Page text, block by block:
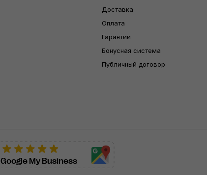
Доставка
Оплата
Гарантии
Бонусная система
Публичный договор
Google My Business